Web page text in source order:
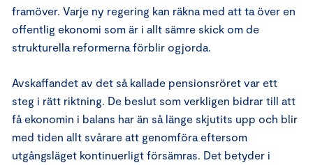
framöver. Varje ny regering kan räkna med att ta över en
offentlig ekonomi som är i allt sämre skick om de
strukturella reformerna förblir ogjorda.
Avskaffandet av det så kallade pensionsröret var ett
steg i rätt riktning. De beslut som verkligen bidrar till att
få ekonomin i balans har än så länge skjutits upp och blir
med tiden allt svårare att genomföra eftersom
utgångsläget kontinuerligt försämras. Det betyder i